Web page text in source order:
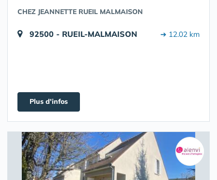
CHEZ JEANNETTE RUEIL MALMAISON
92500 - RUEIL-MALMAISON ➔ 12.02 km
Plus d'infos